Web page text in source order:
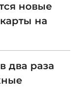
новые
на
два раза